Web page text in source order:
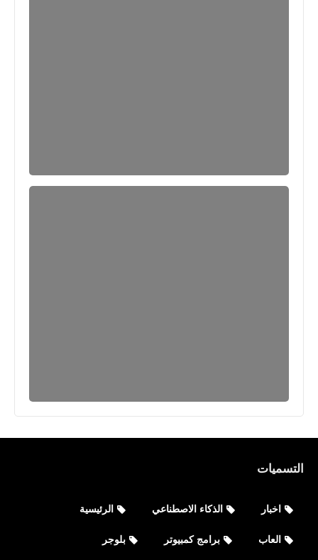
نطبيقات
الصوت Top 4 Android Apps for
Volume Up
التسميات
اخبار الذكاء الاصطناعي الرئيسية
العاب برامج كمبيوتر بلوجر